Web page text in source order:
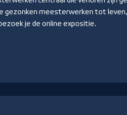
gezonken meesterwerken tot
je de online expositie.